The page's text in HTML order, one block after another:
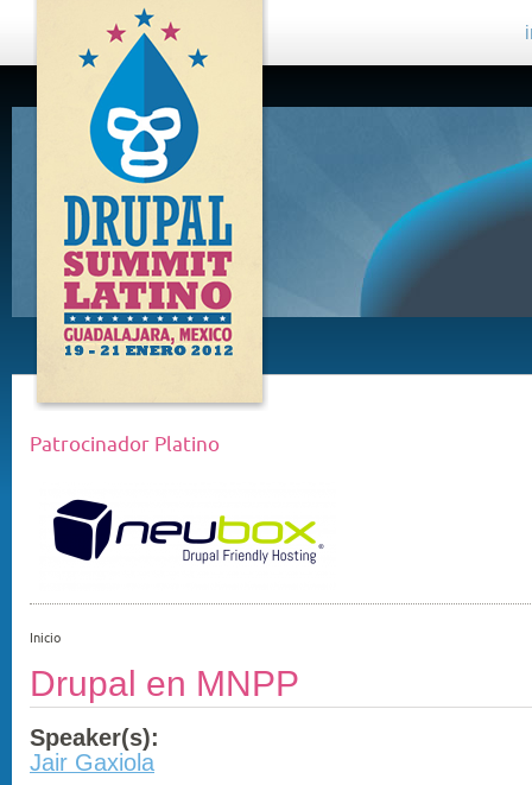
DRUPAL
SUMMIT
LATINO,
GUADALAJARA
2012
Patrocinador Platino
Inicio
Drupal en MNPP
Speaker(s):
Jair Gaxiola